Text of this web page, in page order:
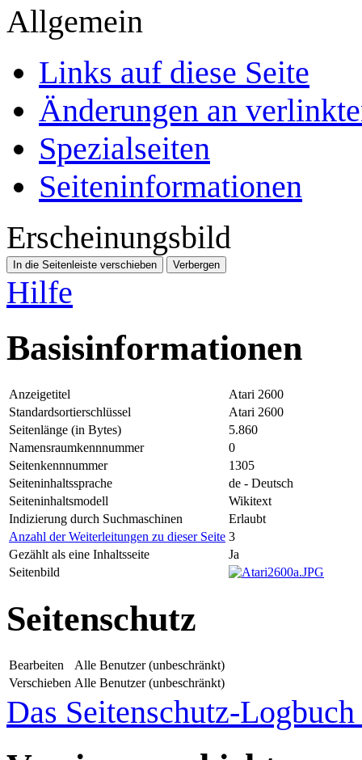
Allgemein
Links auf diese Seite
Änderungen an
Spezialseiten
Seiten­­informationen
Erscheinungsbild
In die Seitenleiste verschieben Verbergen
Hilfe
Basisinformationen
Anzeigetitel
Atari 2600
Standardsortierschlüssel
Atari 2600
Seitenlänge (in Bytes)
5.860
Namensraumkennnummer
0
Seitenkennnummer
1305
Seiteninhaltssprache
de - Deutsch
Seiteninhaltsmodell
Wikitext
Indizierung durch Suchmaschinen
Erlaubt
Anzahl der Weiterleitungen zu dieser Seite 3
Gezählt als eine Inhaltsseite
Ja
Seitenbild
Seitenschutz
Bearbeiten
Alle Benutzer (unbeschränkt)
Verschieben Alle Benutzer (unbeschränkt)
Das Seitenschutz-